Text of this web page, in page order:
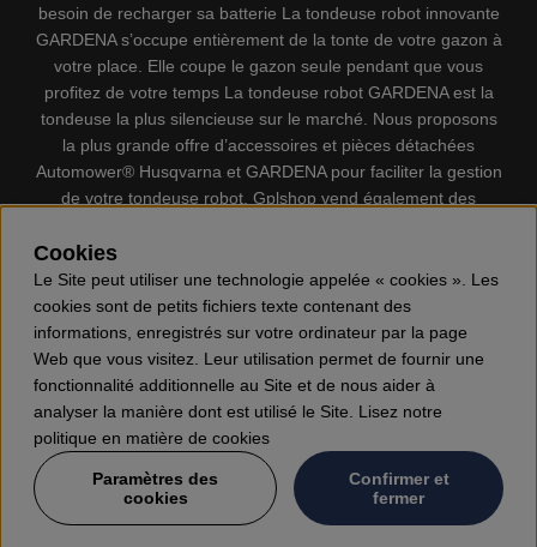
besoin de recharger sa batterie La tondeuse robot innovante
GARDENA s’occupe entièrement de la tonte de votre gazon à
votre place. Elle coupe le gazon seule pendant que vous
profitez de votre temps La tondeuse robot GARDENA est la
tondeuse la plus silencieuse sur le marché. Nous proposons
la plus grande offre d’accessoires et pièces détachées
Automower® Husqvarna et GARDENA pour faciliter la gestion
de votre tondeuse robot. Gplshop vend également des
individuel, Coupe-bordures, Débroussailleuses, Taille haies,
Motoculteurs, Souffleur, Souffleuses à neige, Nettoyeurs
haute pression, Aspirateur, Découpeuses, Haches, Outils
forestiers, Lubrifiants, Carburants, Jouets ETC.
Cookies
Le Site peut utiliser une technologie appelée « cookies ». Les
cookies sont de petits fichiers texte contenant des
informations, enregistrés sur votre ordinateur par la page
Web que vous visitez. Leur utilisation permet de fournir une
fonctionnalité additionnelle au Site et de nous aider à
analyser la manière dont est utilisé le Site. Lisez notre
politique en matière de cookies
Paramètres des
cookies
Confirmer et
fermer